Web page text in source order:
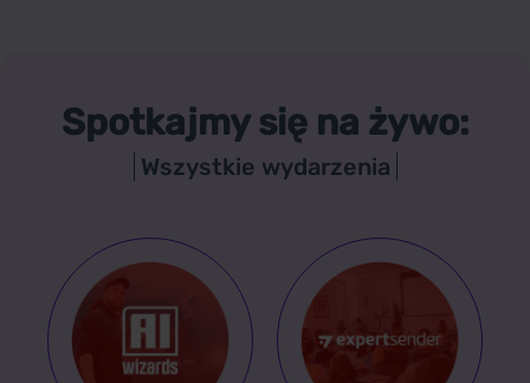
Spotkajmy się na żywo:
Wszystkie wydarzenia